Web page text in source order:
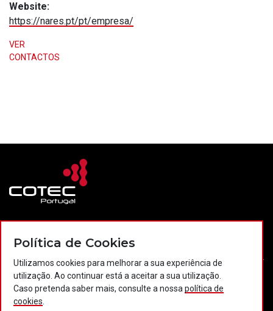
Website:
https://nares.pt/pt/empresa/
VER
CONTACTOS
Projectos Portugal 2020
© 2026 COTEC Portugal. Todos os direitos reservados.
Política de Cookies
Utilizamos cookies para melhorar a sua experiência de
utilização. Ao continuar está a aceitar a sua utilização.
Caso pretenda saber mais, consulte a nossa política de
cookies